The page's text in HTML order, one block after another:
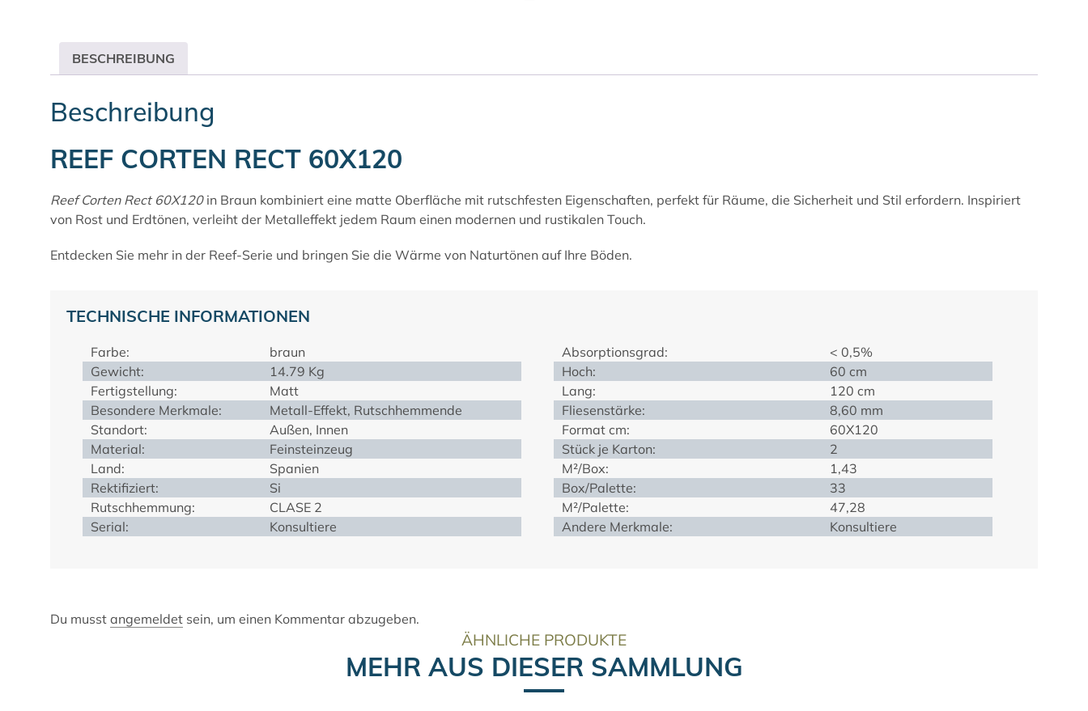
BESCHREIBUNG
Beschreibung
REEF CORTEN RECT 60X120
Reef Corten Rect 60X120in Braun kombiniert eine matte Oberfläche mit rutschfesten Eigenschaften, perfekt für Räume, die Sicherheit und Stil erfordern. Inspiriert
von Rost und Erdtönen, verleiht der Metalleffekt jedem Raum einen modernen und rustikalen Touch.
Entdecken Sie mehr in der Reef-Serie und bringen Sie die Wärme von Naturtönen auf Ihre Böden.
TECHNISCHE INFORMATIONEN
Farbe:
braun
Gewicht:
14.79 Kg
Fertigstellung:
Matt
Besondere Merkmale:
Metall-Effekt, Rutschhemmende
Standort:
Außen, Innen
Material:
Feinsteinzeug
Land:
Spanien
Rektifiziert:
Si
Rutschhemmung:
CLASE 2
Serial:
Konsultiere
Absorptionsgrad:
< 0,5%
Hoch:
60 cm
Lang:
120 cm
Fliesenstärke:
8,60 mm
Format cm:
60X120
Stück je Karton:
2
M²/Box:
1,43
Box/Palette:
33
M²/Palette:
47,28
Andere Merkmale:
Konsultiere
Du musst angemeldet sein, um einen Kommentar abzugeben.
ÄHNLICHE PRODUKTE
MEHR AUS DIESER SAMMLUNG